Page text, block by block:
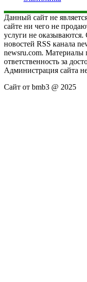
Данный сайт не
сайте ни чего не
услуги не оказываются.
новостей RSS канала
newsru.com. Материалы
ответственность за
Администрация сайта
Сайт от bmb3 @ 2025